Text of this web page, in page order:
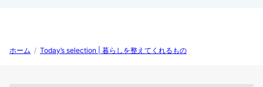
ホーム / Today’s selection | 暮らしを整えてくれるもの